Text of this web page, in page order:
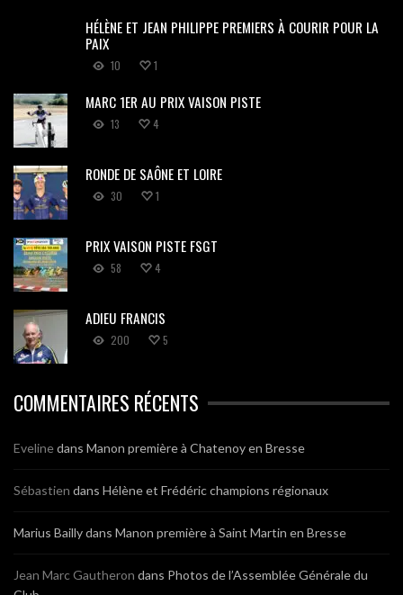
HÉLÈNE ET JEAN PHILIPPE PREMIERS À COURIR POUR LA
PAIX
10 1
MARC 1ER AU PRIX VAISON PISTE
13 4
RONDE DE SAÔNE ET LOIRE
30 1
PRIX VAISON PISTE FSGT
58 4
ADIEU FRANCIS
200 5
COMMENTAIRES RÉCENTS
Evelinedans Manon première à Chatenoy en Bresse
Sébastien dans Hélène et Frédéric champions régionaux
Marius Baillydans Manon première à Saint Martin en Bresse
Jean Marc Gautheron dans Photos de l’Assemblée Générale du